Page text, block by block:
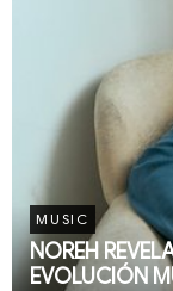
MUSIC
NOREH
EVOLUCIÓN